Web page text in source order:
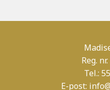
Reg.
Tel.:
E-post: